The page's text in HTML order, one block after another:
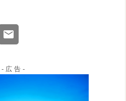
- 広 告 -